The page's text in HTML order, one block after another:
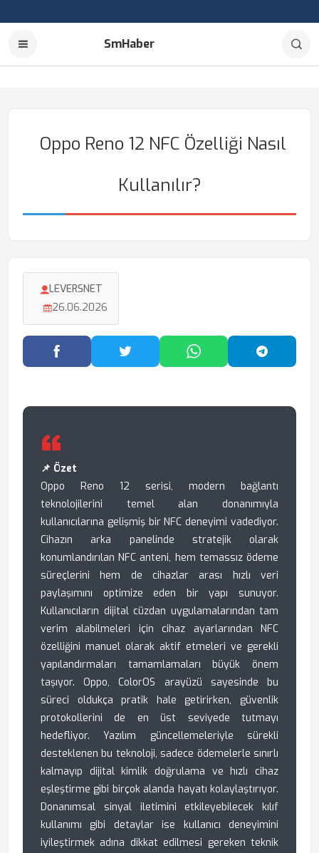
SmHaber
Oppo Reno 12 NFC Özelliği Nasıl
Kullanılır?
LEVERSNET
26.06.2026
Facebook'ta PaylaşTwitter'da PaylaşWhatsApp'ta Paylaş
📌 Özet
Oppo Reno 12 serisi, modern bağlantı
teknolojilerini temel alan donanımıyla
kullanıcılarına gelişmiş bir NFC deneyimi vadediyor.
Cihazın arka panelinde stratejik olarak
konumlandırılan NFC anteni, hem temassız ödeme
süreçlerini hem de cihazlar arası hızlı veri
paylaşımını optimize eden bir yapı sunuyor.
Kullanıcıların dijital cüzdan uygulamalarından tam
verim alabilmeleri için cihaz ayarlarından NFC
özelliğini manuel olarak aktif etmeleri ve gerekli
yapılandırmaları tamamlamaları büyük önem
taşıyor. Oppo, ColorOS arayüzü sayesinde bu
süreci oldukça pratik hale getirirken, güvenlik
protokollerini de en üst seviyede tutmayı
hedefliyor. Yazılım güncellemeleriyle sürekli
desteklenen bu teknoloji, sadece ödemelerle sınırlı
kalmayıp dijital kimlik doğrulama ve hızlı cihaz
eşleştirme gibi birçok alanda hayatı kolaylaştırıyor.
Donanımsal sinyal iletimini etkileyebilecek kılıf
kullanımı gibi detaylar ise kullanıcı deneyimini
iyileştirmek adına dikkat edilmesi gereken teknik